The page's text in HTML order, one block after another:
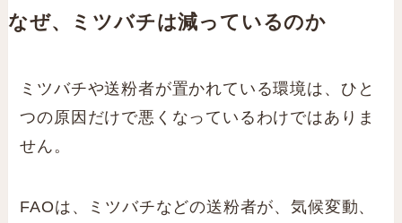
なぜ、ミツバチは減っているのか
ミツバチや送粉者が置かれている環境は、ひと
つの原因だけで悪くなっているわけではありま
せん。
FAOは、ミツバチなどの送粉者が、気候変動、